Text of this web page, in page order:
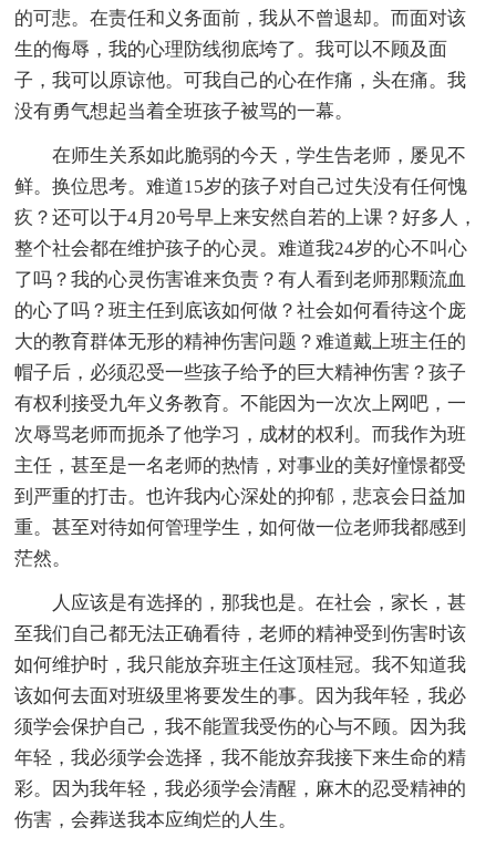
的可悲。在责任和义务面前，我从不曾退却。而面对该
生的侮辱，我的心理防线彻底垮了。我可以不顾及面
子，我可以原谅他。可我自己的心在作痛，头在痛。我
没有勇气想起当着全班孩子被骂的一幕。
在师生关系如此脆弱的今天，学生告老师，屡见不
鲜。换位思考。难道15岁的孩子对自己过失没有任何愧
疚？还可以于4月20号早上来安然自若的上课？好多人，
整个社会都在维护孩子的心灵。难道我24岁的心不叫心
了吗？我的心灵伤害谁来负责？有人看到老师那颗流血
的心了吗？班主任到底该如何做？社会如何看待这个庞
大的教育群体无形的精神伤害问题？难道戴上班主任的
帽子后，必须忍受一些孩子给予的巨大精神伤害？孩子
有权利接受九年义务教育。不能因为一次次上网吧，一
次辱骂老师而扼杀了他学习，成材的权利。而我作为班
主任，甚至是一名老师的热情，对事业的美好憧憬都受
到严重的打击。也许我内心深处的抑郁，悲哀会日益加
重。甚至对待如何管理学生，如何做一位老师我都感到
茫然。
人应该是有选择的，那我也是。在社会，家长，甚
至我们自己都无法正确看待，老师的精神受到伤害时该
如何维护时，我只能放弃班主任这顶桂冠。我不知道我
该如何去面对班级里将要发生的事。因为我年轻，我必
须学会保护自己，我不能置我受伤的心与不顾。因为我
年轻，我必须学会选择，我不能放弃我接下来生命的精
彩。因为我年轻，我必须学会清醒，麻木的忍受精神的
伤害，会葬送我本应绚烂的人生。